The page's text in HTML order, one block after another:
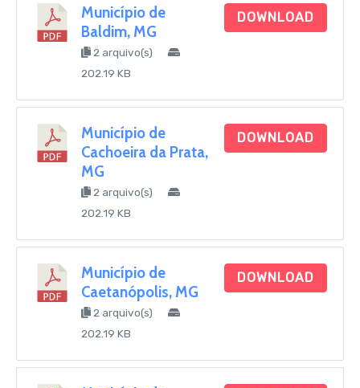
Município de
Baldim, MG
2 arquivo(s)
202.19 KB
DOWNLOAD
Município de
Cachoeira da Prata,
MG
2 arquivo(s)
202.19 KB
DOWNLOAD
Município de
Caetanópolis, MG
2 arquivo(s)
202.19 KB
DOWNLOAD